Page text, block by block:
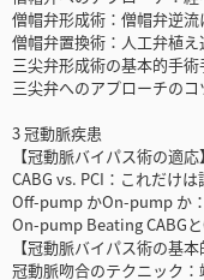
僧帽弁形成術：僧帽弁逆
僧帽弁置換術：人工弁植
三尖弁形成術の基本的手
三尖弁へのアプローチの
3 冠動脈疾患
【冠動脈バイパス術の適応】
CABG vs. PCI：これだけは
Off-pump かOn-pump か
On-pump Beating CABG
【冠動脈バイパス術の基本
冠動脈吻合のテクニック